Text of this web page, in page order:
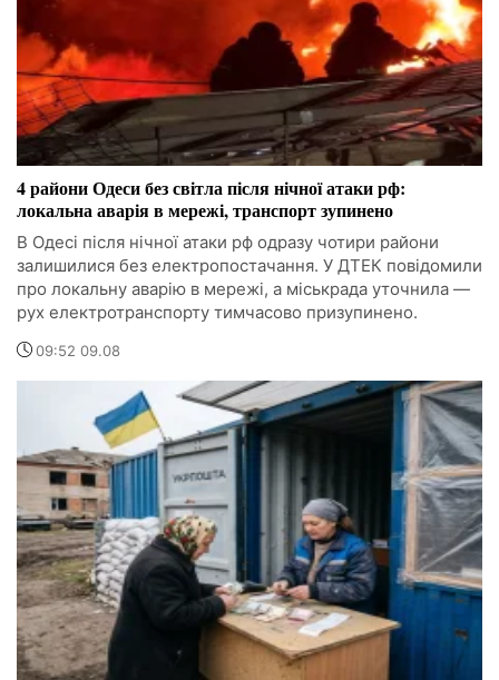
4 райони Одеси без світла після нічної атаки рф:
локальна аварія в мережі, транспорт зупинено
В Одесі після нічної атаки рф одразу чотири райони
залишилися без електропостачання. У ДТЕК повідомили
про локальну аварію в мережі, а міськрада уточнила —
рух електротранспорту тимчасово призупинено.
09:52 09.08